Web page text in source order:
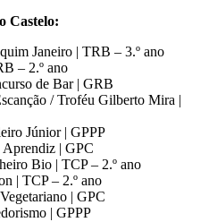
Castelo:
Janeiro | TRB – 3.º ano
– 2.º ano
de Bar | GRB
/ Troféu Gilberto Mira |
Júnior | GPPP
| GPC
Bio | TCP – 2.º ano
| TCP – 2.º ano
| GPC
| GPPP